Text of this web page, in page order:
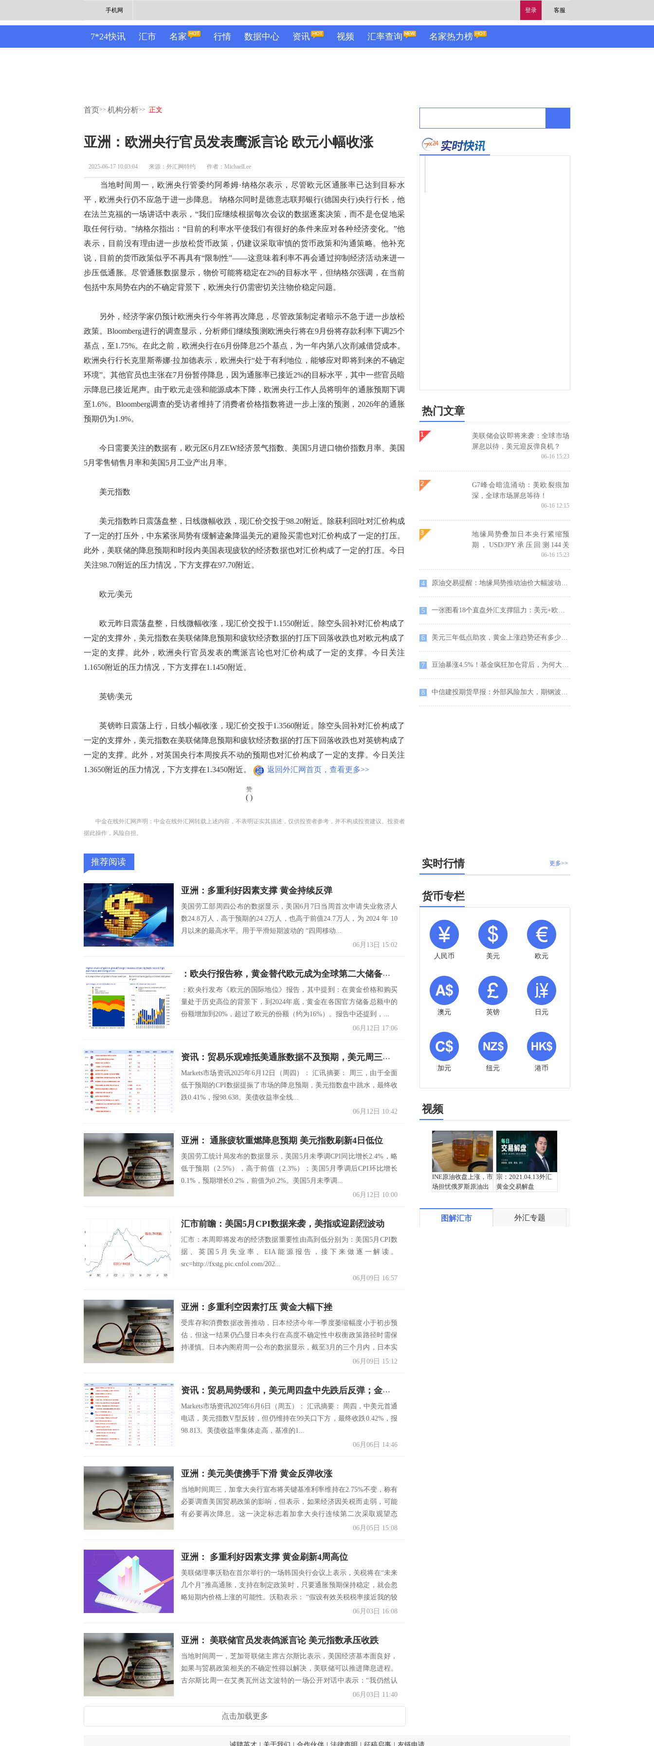
登录 客服
手机网
7*24快讯 汇市 名家 行情 数据中心 资讯 视频 汇率查询 名家热力榜
首页>> 机构分析>> 正文
亚洲：欧洲央行官员发表鹰派言论 欧元小幅收涨
2025-06-17 10:03:04 来源：外汇网特约 作者：MichaelLee
当地时间周一，欧洲央行管委约阿希姆·纳格尔表示，尽管欧元区通胀率已达到目标水
平，欧洲央行仍不应急于进一步降息。 纳格尔同时是德意志联邦银行(德国央行)央行行长，他
在法兰克福的一场讲话中表示，“我们应继续根据每次会议的数据逐案决策，而不是仓促地采
取任何行动。”纳格尔指出：“目前的利率水平使我们有很好的条件来应对各种经济变化。”他
表示，目前没有理由进一步放松货币政策，仍建议采取审慎的货币政策和沟通策略。他补充
说，目前的货币政策似乎不再具有“限制性”——这意味着利率不再会通过抑制经济活动来进一
步压低通胀。尽管通胀数据显示，物价可能将稳定在2%的目标水平，但纳格尔强调，在当前
包括中东局势在内的不确定背景下，欧洲央行仍需密切关注物价稳定问题。
另外，经济学家仍预计欧洲央行今年将再次降息，尽管政策制定者暗示不急于进一步放松
政策。Bloomberg进行的调查显示，分析师们继续预测欧洲央行将在9月份将存款利率下调25个
基点，至1.75%。在此之前，欧洲央行在6月份降息25个基点，为一年内第八次削减借贷成本。
欧洲央行行长克里斯蒂娜·拉加德表示，欧洲央行“处于有利地位，能够应对即将到来的不确定
环境”。其他官员也主张在7月份暂停降息，因为通胀率已接近2%的目标水平，其中一些官员暗
示降息已接近尾声。由于欧元走强和能源成本下降，欧洲央行工作人员将明年的通胀预期下调
至1.6%。Bloomberg调查的受访者维持了消费者价格指数将进一步上涨的预测，2026年的通胀
预期仍为1.9%。
今日需要关注的数据有，欧元区6月ZEW经济景气指数、美国5月进口物价指数月率、美国
5月零售销售月率和美国5月工业产出月率。
美元指数
美元指数昨日震荡盘整，日线微幅收跌，现汇价交投于98.20附近。除获利回吐对汇价构成
了一定的打压外，中东紧张局势有缓解迹象降温美元的避险买需也对汇价构成了一定的打压。
此外，美联储的降息预期和时段内美国表现疲软的经济数据也对汇价构成了一定的打压。今日
关注98.70附近的压力情况，下方支撑在97.70附近。
欧元/美元
欧元昨日震荡盘整，日线微幅收涨，现汇价交投于1.1550附近。除空头回补对汇价构成了
一定的支撑外，美元指数在美联储降息预期和疲软经济数据的打压下回落收跌也对欧元构成了
一定的支撑。此外，欧洲央行官员发表的鹰派言论也对汇价构成了一定的支撑。今日关注
1.1650附近的压力情况，下方支撑在1.1450附近。
英镑/美元
英镑昨日震荡上行，日线小幅收涨，现汇价交投于1.3560附近。除空头回补对汇价构成了
一定的支撑外，美元指数在美联储降息预期和疲软经济数据的打压下回落收跌也对英镑构成了
一定的支撑。此外，对英国央行本周按兵不动的预期也对汇价构成了一定的支撑。今日关注
1.3650附近的压力情况，下方支撑在1.3450附近。
返回外汇网首页，查看更多>>
赞
( )
中金在线外汇网声明：中金在线外汇网转载上述内容，不表明证实其描述，仅供投资者参考，并不构成投资建议。投资者
据此操作，风险自担。
推荐阅读
亚洲：多重利好因素支撑 黄金持续反弹
美国劳工部周四公布的数据显示，美国6月7日当周首次申请失业救济人
数24.8万人，高于预期的24.2万人，也高于前值24.7万人，为 2024 年 10
月以来的最高水平。用于平滑短期波动的 “四周移动...
06月13日 15:02
：欧央行报告称，黄金替代欧元成为全球第二大储备资产
：欧央行发布《欧元的国际地位》报告，其中提到：在黄金价格和购买
量处于历史高位的背景下，到2024年底，黄金在各国官方储备总额中的
份额增加到20%，超过了欧元的份额（约为16%）。报告中还提到，...
06月12日 17:06
资讯：贸易乐观难抵美通胀数据不及预期，美元周三再次下跌，金价刷新本周高点
Markets市场资讯2025年6月12日（周四）： 汇讯摘要： 周三，由于全面
低于预期的CPI数据提振了市场的降息预期，美元指数盘中跳水，最终收
跌0.41%，报98.638。美债收益率全线...
06月12日 10:42
亚洲： 通胀疲软重燃降息预期 美元指数刷新4日低位
美国劳工统计局发布的数据显示，美国5月未季调CPI同比增长2.4%，略
低于预期（2.5%），高于前值（2.3%）；美国5月季调后CPI环比增长
0.1%，预期增长0.2%，前值为0.2%。美国5月未季调...
06月12日 10:00
汇市前瞻：美国5月CPI数据来袭，美指或迎剧烈波动
汇市：本周即将发布的经济数据重要性由高到低分别为：美国5月CPI数
据、英国5月失业率、EIA能源报告，接下来做逐一解读。
src=http://fxstg.pic.cnfol.com/202...
06月09日 16:57
亚洲：多重利空因素打压 黄金大幅下挫
受库存和消费数据改善推动，日本经济今年一季度萎缩幅度小于初步预
估，但这一结果仍凸显日本央行在高度不确定性中权衡政策路径时需保
持谨慎。日本内阁府周一公布的数据显示，截至3月的三个月内，日本实
06月09日 15:12
资讯：贸易局势缓和，美元周四盘中先跌后反弹；金价触及四周高点后回落，关注今晚美国非农数据
Markets市场资讯2025年6月6日（周五）： 汇讯摘要： 周四，中美元首通
电话，美元指数V型反转，但仍维持在99关口下方，最终收跌0.42%，报
98.813。美债收益率集体走高，基准的1...
06月06日 14:46
亚洲：美元美债携手下滑 黄金反弹收涨
当地时间周三，加拿大央行宣布将关键基准利率维持在2.75%不变，称有
必要调查美国贸易政策的影响，但表示，如果经济因关税而走弱，可能
有必要再次降息。这一决定标志着加拿大央行连续第二次采取观望态
06月05日 15:08
亚洲： 多重利好因素支撑 黄金刷新4周高位
美联储理事沃勒在首尔举行的一场韩国央行会议上表示，关税将在“未来
几个月”推高通胀，支持在制定政策时，只要通胀预期保持稳定，就会忽
略短期内价格上涨的可能性。沃勒表示： “假设有效关税税率接近我的较
06月03日 16:08
亚洲： 美联储官员发表鸽派言论 美元指数承压收跌
当地时间周一，芝加哥联储主席古尔斯比表示，美国经济基本面良好，
如果与贸易政策相关的不确定性得以解决，美联储可以推进降息进程。
古尔斯比周一在艾奥瓦州达文波特的一场公开对话中表示：“我仍然认
06月03日 11:40
点击加载更多
热门文章
美联储会议即将来袭：全球市场
屏息以待，美元迎反弹良机？
06-16 15:23
G7峰会暗流涌动：美欧裂痕加
深，全球市场屏息等待！
06-16 12:15
地缘局势叠加日本央行紧缩预
期，USD/JPY承压回测144关
口，短线或再度下探142区间
06-16 15:23
4 原油交易提醒：地缘局势推动油价大幅波动，短期大幅上涨之后或将面临调整需求
5 一张图看18个直盘外汇支撑阻力：美元+欧系日系+商品货币+新兴货币(2025年6月16日)
6 美元三年低点助攻，黄金上涨趋势还有多少空间？
7 豆油暴涨4.5%！基金疯狂加仓背后，为何大豆玉米却集体下跌？
8 中信建投期货早报：外部风险加大，期钢波动加剧
更多>>
实时行情
货币专栏
人民币 美元 欧元
澳元 英镑 日元
加元 纽元 港币
视频
INE原油收盘上涨，市
场担忧俄罗斯原油出
宗：2021.04.13外汇
黄金交易解盘
图解汇市 外汇专题